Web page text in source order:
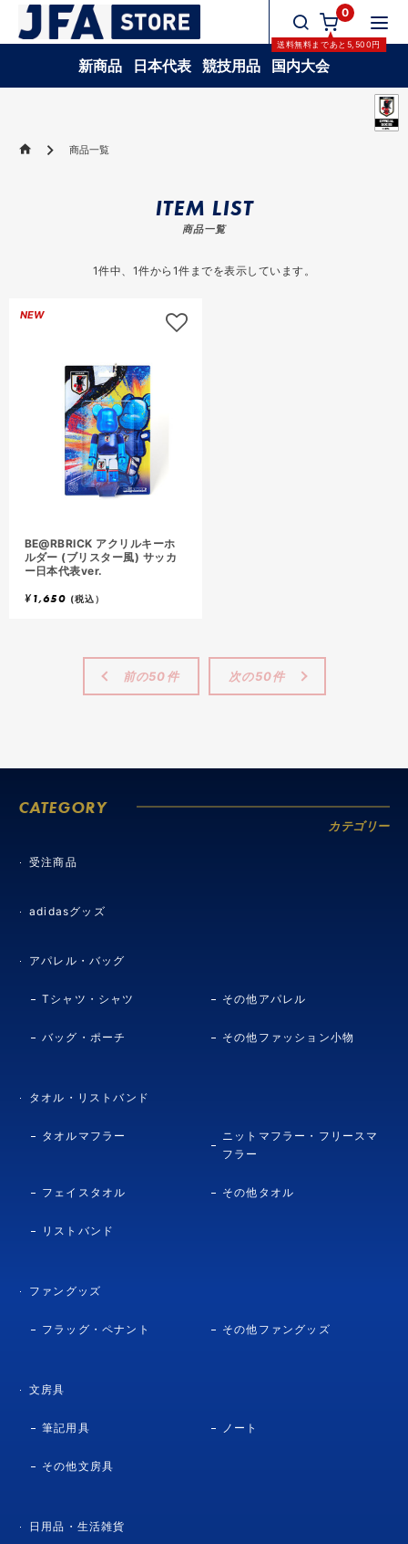
0
送料無料まであと 5,500円
新商品 日本代表 競技用品 国内大会
商品一覧
ITEM LIST
商品一覧
1件中、 1件から 1件までを表示しています。
NEW
BE@RBRICK アクリルキーホ
ルダー (ブリスター風) サッカ
ー日本代表ver.
¥1,650 (税込）
前の50件 次の50件
CATEGORY
カテゴリー
受注商品
adidasグッズ
アパレル・バッグ
Tシャツ・シャツ その他アパレル
バッグ・ポーチ その他ファッション小物
タオル・リストバンド
タオルマフラー
ニットマフラー・フリースマ
フラー
フェイスタオル その他タオル
リストバンド
ファングッズ
フラッグ・ペナント その他ファングッズ
文房具
筆記用具 ノート
その他文房具
日用品・生活雑貨